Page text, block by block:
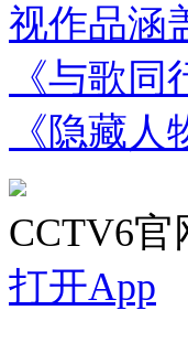
视作品涵
《与歌同
《隐藏人
CCTV6官
打开App